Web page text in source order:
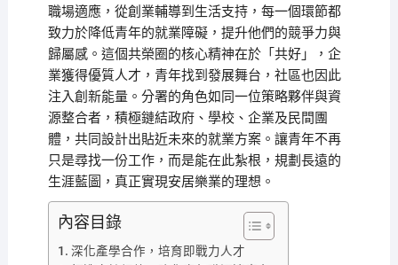
職場適應，從創業輔導到生活支持，每一個環節都
致力於降低青年的就業障礙，提升他們的競爭力與
歸屬感。這個共榮圈的核心精神在於「共好」，企
業獲得優質人才，青年找到發展舞台，社區也因此
注入創新能量。分署的角色如同一位策略夥伴與資
源整合者，積極鏈結政府、學校、企業及民間團
體，共同設計出貼近未來的就業方案。讓青年不再
只是尋找一份工作，而是能在此紮根，規劃長遠的
生涯藍圖，真正實現安居樂業的理想。
內容目錄
深化產學合作，培育即戰力人才